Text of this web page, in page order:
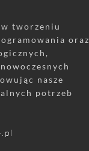
tworzeniu
oraz
nasze
potrzeb